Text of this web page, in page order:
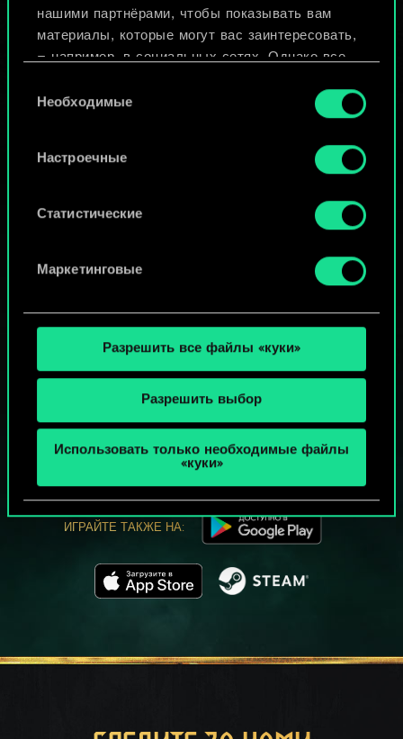
нашими партнёрами, чтобы показывать вам
материалы, которые могут вас заинтересовать,
— например, в социальных сетях. Однако все
разрешения.
Найти подробную информацию о том, как мы
используем ваши файлы cookie, и изменить
«Настройки» ниже.
согласия
Необходимые
Настроечные
Статистические
Маркетинговые
Разрешить все файлы «куки»
Разрешить выбор
Использовать только необходимые файлы
«куки»
Просмотреть колоды
МОЖЕТ ПАРТЕЕЧКУ В ГВИНТ?
ИГРАТЬ
БЕСПЛАТНО НА ПК
ИГРАЙТЕ ТАКЖЕ НА: